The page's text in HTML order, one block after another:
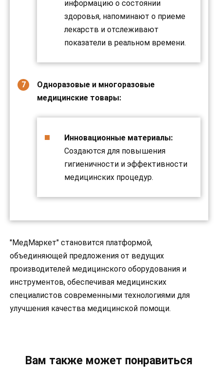
информацию о состоянии
здоровья, напоминают о приеме
лекарств и отслеживают
показатели в реальном времени.
Одноразовые и многоразовые
медицинские товары:
Инновационные материалы:
Создаются для повышения
гигиеничности и эффективности
медицинских процедур.
"МедМаркет" становится платформой,
объединяющей предложения от ведущих
производителей медицинского оборудования и
инструментов, обеспечивая медицинских
специалистов современными технологиями для
улучшения качества медицинской помощи.
Вам также может понравиться